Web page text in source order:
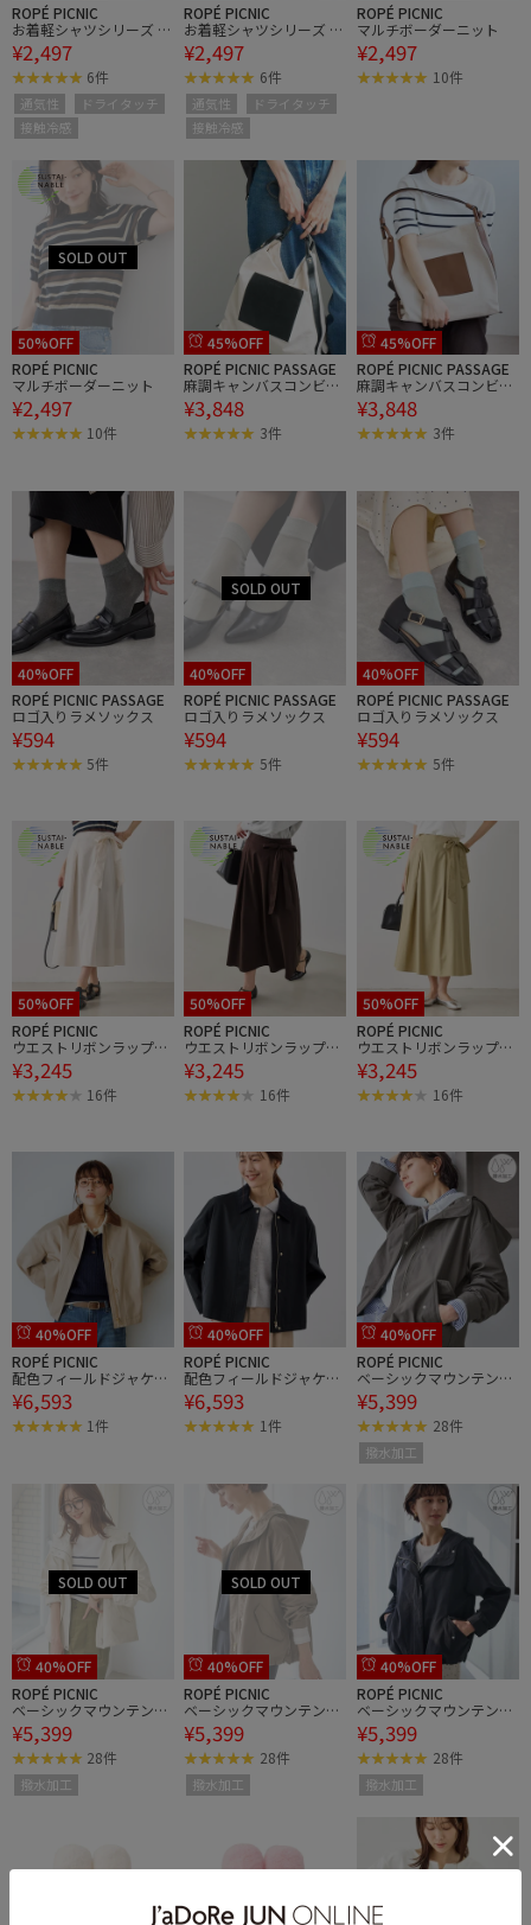
ROPÉ PICNIC
お着軽シャツシリーズ シ
アーレイヤードキャミソ
ールブラウス/接触冷
感・通気性
¥2,497
6件
通気性
ドライタッチ
接触冷感
ROPÉ PICNIC
お着軽シャツシリーズ シ
アーレイヤードキャミソ
ールブラウス/接触冷
感・通気性
¥2,497
6件
通気性
ドライタッチ
接触冷感
ROPÉ PICNIC
マルチボーダーニット
¥2,497
10件
50%OFF
ROPÉ PICNIC
マルチボーダーニット
¥2,497
10件
45%OFF
ROPÉ PICNIC PASSAGE
麻調キャンバスコンビト
ートバッグ/A4対応・15
インチPC対応
¥3,848
3件
45%OFF
ROPÉ PICNIC PASSAGE
麻調キャンバスコンビト
ートバッグ/A4対応・15
インチPC対応
¥3,848
3件
40%OFF
ROPÉ PICNIC PASSAGE
ロゴ入りラメソックス
¥594
5件
40%OFF
ROPÉ PICNIC PASSAGE
ロゴ入りラメソックス
¥594
5件
40%OFF
ROPÉ PICNIC PASSAGE
ロゴ入りラメソックス
¥594
5件
50%OFF
ROPÉ PICNIC
ウエストリボンラップボ
リュームスカート
¥3,245
16件
50%OFF
ROPÉ PICNIC
ウエストリボンラップボ
リュームスカート
¥3,245
16件
50%OFF
ROPÉ PICNIC
ウエストリボンラップボ
リュームスカート
¥3,245
16件
40%OFF
ROPÉ PICNIC
配色フィールドジャケッ
トブルゾン
¥6,593
1件
40%OFF
ROPÉ PICNIC
配色フィールドジャケッ
トブルゾン
¥6,593
1件
40%OFF
ROPÉ PICNIC
ベーシックマウンテンパ
ーカー スプリングコー
ト/撥水
¥5,399
28件
撥水加工
40%OFF
ROPÉ PICNIC
ベーシックマウンテンパ
ーカー スプリングコー
ト/撥水
¥5,399
28件
撥水加工
40%OFF
ROPÉ PICNIC
ベーシックマウンテンパ
ーカー スプリングコー
ト/撥水
¥5,399
28件
撥水加工
40%OFF
ROPÉ PICNIC
ベーシックマウンテンパ
ーカー スプリングコー
ト/撥水
¥5,399
28件
撥水加工